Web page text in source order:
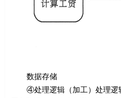
数据存储
④处理逻辑（加工）处理逻辑